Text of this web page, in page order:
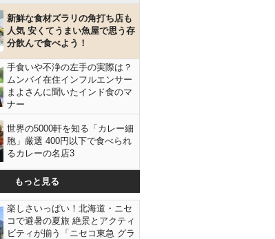
新鮮な食材ズラリの角打ち店も
人気 安くてうまい魚屋で思う存
分飲んで食べよう！
手食いや不浄の左手の実際は？
ムンバイ在住インフルエンサー
まよさんに聞いたインド食のマ
ナー
世界の5000軒を知る「カレー細
胞」厳選 400円以下で食べられ
るカレーの名店3
もっと見る
楽しさいっぱい！北海道・ニセ
コで避暑の夏旅 絶景とアクティ
ビティが揃う「ニセコ東急 グラ